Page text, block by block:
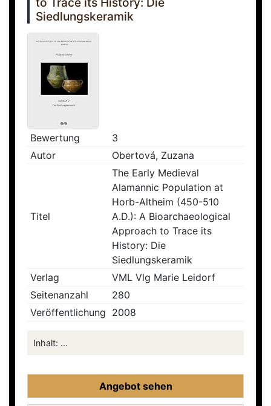
Siedlungskeramik
Bewertung
3
Autor
Obertová, Zuzana
Titel
The Early Medieval
Alamannic Population at
Horb-Altheim (450-510
A.D.): A Bioarchaeological
Approach to Trace its
History: Die
Siedlungskeramik
Verlag
VML Vlg Marie Leidorf
Seitenanzahl
280
Veröffentlichung 2008
Inhalt: ...
Angebot sehen